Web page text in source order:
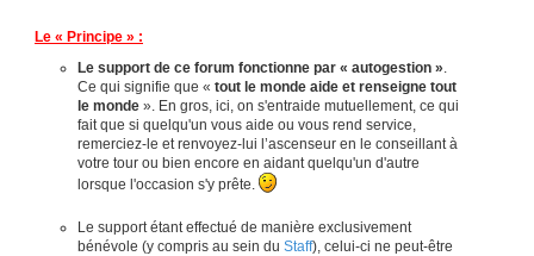
Le « Principe » :
Le support de ce forum fonctionne par « autogestion »
Ce qui signifie que « tout le monde aide et renseigne tout
le monde ». En gros, ici, on s'entraide mutuellement, ce qui
fait que si quelqu'un vous aide ou vous rend service,
remerciez-le et renvoyez-lui l’ascenseur en le conseillant à
votre tour ou bien encore en aidant quelqu'un d'autre
lorsque l'occasion s'y prête.
Le support étant effectué de manière exclusivement
bénévole (y compris au sein du Staff), celui-ci ne peut-être